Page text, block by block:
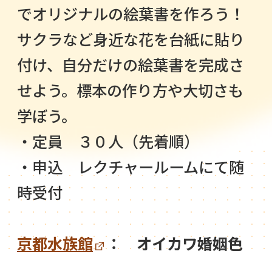
でオリジナルの絵葉書を作ろう！
サクラなど身近な花を台紙に貼り
付け、自分だけの絵葉書を完成さ
せよう。標本の作り方や大切さも
学ぼう。
・定員 ３０人（先着順）
・申込 レクチャールームにて随
時受付
京都水族館
： オイカワ婚姻色